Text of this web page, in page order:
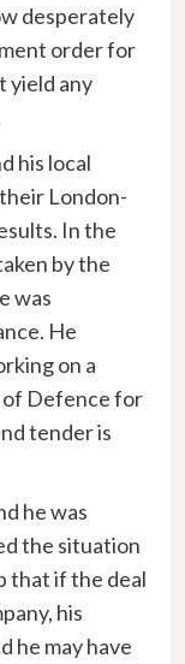
desperately
order for
yield any
his local
London-
In the
by the
was
He
on a
Defence for
tender is
he was
the situation
that if the deal
his
he may have